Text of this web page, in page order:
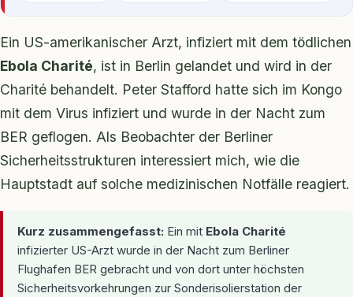
Ein US-amerikanischer Arzt, infiziert mit dem tödlichen
Ebola Charité, ist in Berlin gelandet und wird in der
Charité behandelt. Peter Stafford hatte sich im Kongo
mit dem Virus infiziert und wurde in der Nacht zum
BER geflogen. Als Beobachter der Berliner
Sicherheitsstrukturen interessiert mich, wie die
Hauptstadt auf solche medizinischen Notfälle reagiert.
Kurz zusammengefasst: Ein mit Ebola Charité
infizierter US-Arzt wurde in der Nacht zum Berliner
Flughafen BER gebracht und von dort unter höchsten
Sicherheitsvorkehrungen zur Sonderisolierstation der